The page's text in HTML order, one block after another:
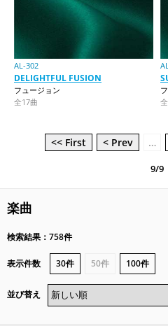
AL-302
DELIGHTFUL FUSION
フュージョン
全17曲
<< First < Prev …
9/9
楽曲
検索結果：758件
表示件数 30件 50件 100件
並び替え